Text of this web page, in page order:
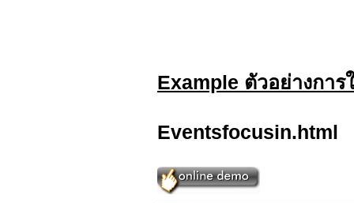
Example ตัวอย่างกา
Eventsfocusin.html